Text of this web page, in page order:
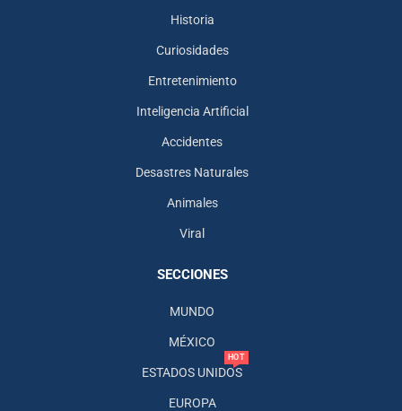
Historia
Curiosidades
Entretenimiento
Inteligencia Artificial
Accidentes
Desastres Naturales
Animales
Viral
SECCIONES
MUNDO
MÉXICO
ESTADOS UNIDOS
HOT
EUROPA